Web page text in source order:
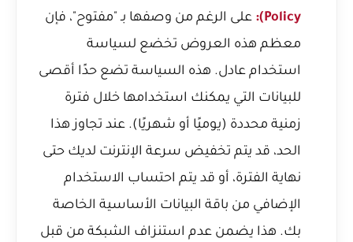
Policy):
على الرغم من وصفها بـ "مفتوح"، فإن
معظم هذه العروض تخضع لسياسة
استخدام عادل. هذه السياسة تضع حدًا أقصى
للبيانات التي يمكنك استخدامها خلال فترة
زمنية محددة (يوميًا أو شهريًا). عند تجاوز هذا
الحد، قد يتم تخفيض سرعة الإنترنت لديك حتى
نهاية الفترة، أو قد يتم احتساب الاستخدام
الإضافي من باقة البيانات الأساسية الخاصة
بك. هذا يضمن عدم استنزاف الشبكة من قبل